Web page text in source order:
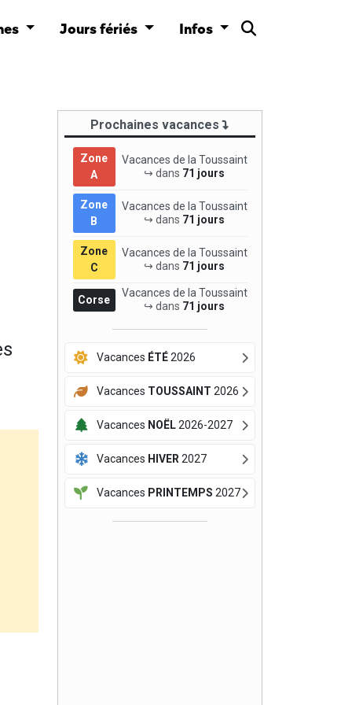
Jours fériés Infos
Prochaines vacances
Zone
A
Vacances de la Toussaint
↪ dans 71 jours
Zone
B
Vacances de la Toussaint
↪ dans 71 jours
Zone
C
Vacances de la Toussaint
↪ dans 71 jours
Corse
Vacances de la Toussaint
↪ dans 71 jours
Vacances ÉTÉ2026
Vacances TOUSSAINT 2026
Vacances NOËL2026-2027
Vacances HIVER 2027
Vacances PRINTEMPS 2027